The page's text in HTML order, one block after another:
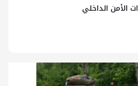
الأمن الداخلي